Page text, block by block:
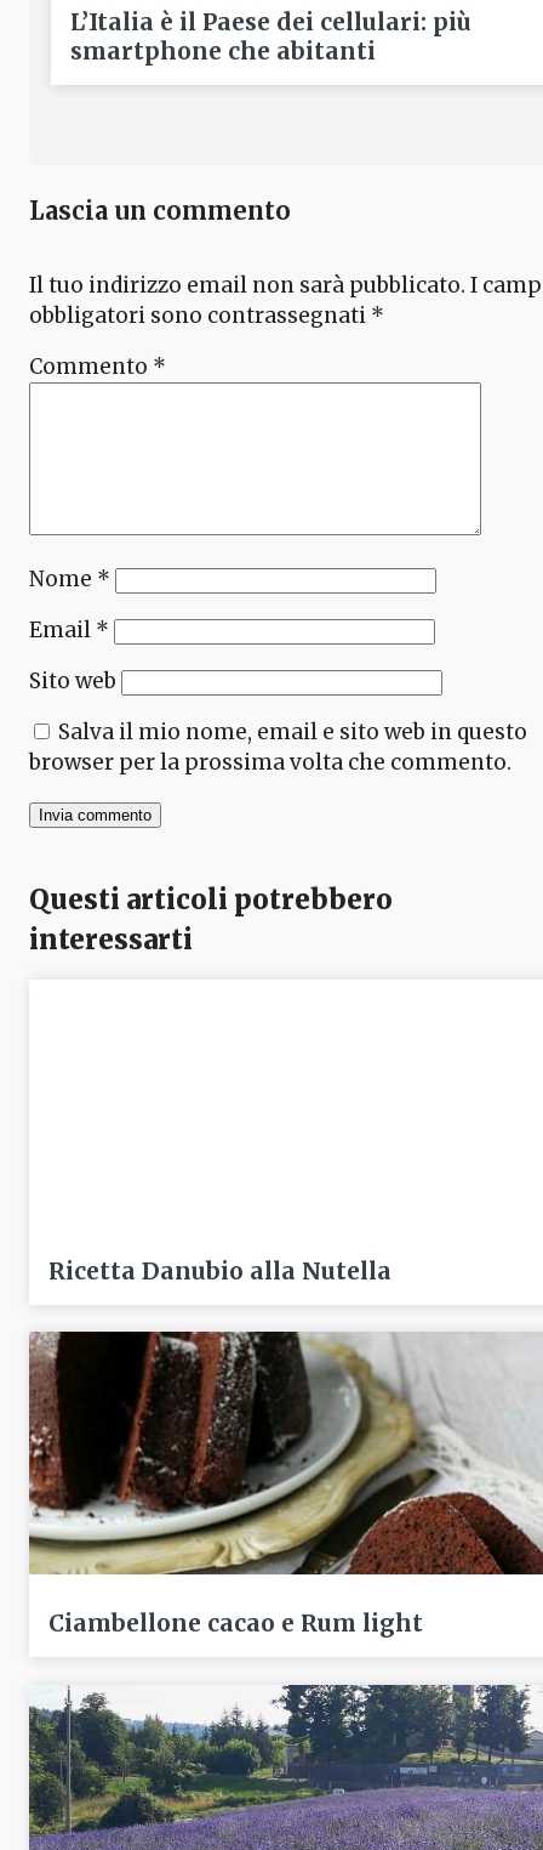
L’Italia è il Paese dei cellulari: più
smartphone che abitanti
Lascia un commento
Il tuo indirizzo email non sarà pubblicato. I
obbligatori sono contrassegnati *
Commento *
Nome *
Email *
Sito web
Salva il mio nome, email e sito web in questo
browser per la prossima volta che commento.
Questi articoli potrebbero
interessarti
Ricetta Danubio alla Nutella
Ciambellone cacao e Rum light